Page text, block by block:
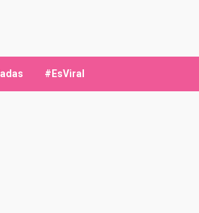
#EsViral